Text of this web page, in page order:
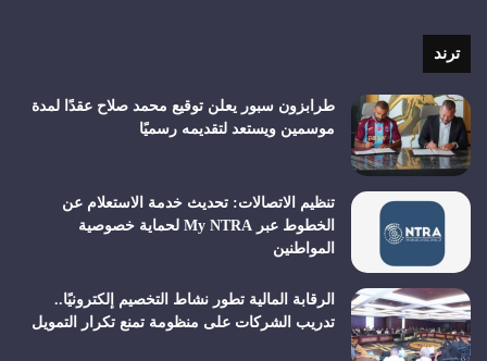
ترند
طرابزون سبور يعلن توقيع محمد صلاح عقدًا لمدة
موسمين ويستعد لتقديمه رسميًا
تنظيم الاتصالات: تحديث خدمة الاستعلام عن
الخطوط عبر My NTRA لحماية خصوصية
المواطنين
الرقابة المالية تطور نشاط التخصيم إلكترونيًا..
تدريب الشركات على منظومة تمنع تكرار التمويل